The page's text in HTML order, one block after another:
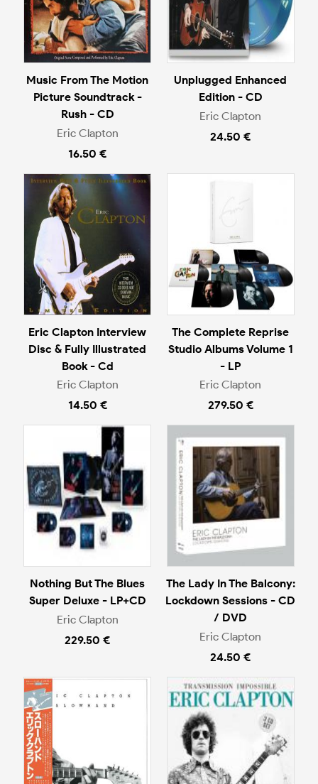
Music From The Motion
Picture Soundtrack -
Rush - CD
Eric Clapton
16.50 €
Unplugged Enhanced
Edition - CD
Eric Clapton
24.50 €
Eric Clapton Interview
Disc & Fully Illustrated
Book - Cd
Eric Clapton
14.50 €
The Complete Reprise
Studio Albums Volume 1
- LP
Eric Clapton
279.50 €
Nothing But The Blues
Super Deluxe - LP+CD
Eric Clapton
229.50 €
The Lady In The Balcony:
Lockdown Sessions - CD
/ DVD
Eric Clapton
24.50 €